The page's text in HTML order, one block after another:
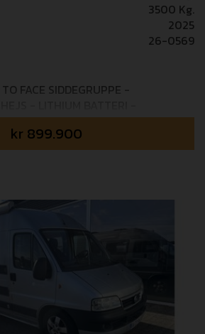
3500 Kg.
2025
26-0569
FACE SIDDEGRUPPE -
Elnagh's jubilæumsmodel
af ekstra tilbehør og udstyr:
✔ 75° jubilæumsfoliering. ✔
9" radio/navigation ✔
solpanel med MPPT-controller ✔
markise ✔ Udvendig gasudtag ✔
✔ Udvendig multistik (12 V / 220 V
til fastspænding FIAT PACK
FIAT MultiJet + 8 trins
WARM DIESEL PACK: Isoleret
gulvtemperering, Truma Combi 6
TECH PACK: Fuldt digital
kr 899.900